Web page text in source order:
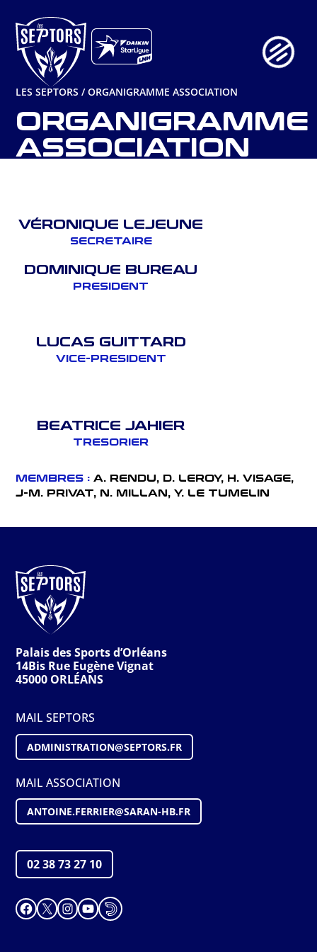
contenu
LES SEPTORS /ORGANIGRAMME ASSOCIATION
ORGANIGRAMME
ASSOCIATION
VÉRONIQUE LEJEUNE
SECRETAIRE
DOMINIQUE BUREAU
PRESIDENT
LUCAS GUITTARD
VICE-PRESIDENT
BEATRICE JAHIER
TRESORIER
MEMBRES : A. RENDU, D. LEROY, H. VISAGE,
J-M. PRIVAT, N. MILLAN, Y. LE TUMELIN
Palais des Sports d’Orléans
14Bis Rue Eugène Vignat
45000 ORLÉANS
MAIL SEPTORS
ADMINISTRATION@SEPTORS.FR
MAIL ASSOCIATION
ANTOINE.FERRIER@SARAN-HB.FR
02 38 73 27 10
Facebook
X Instagram
YouTube